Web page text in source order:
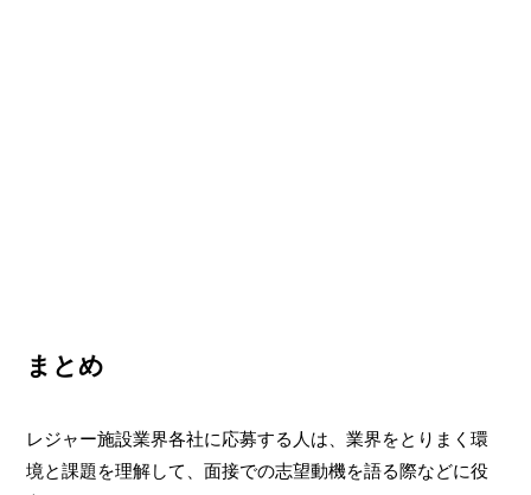
まとめ
レジャー施設業界各社に応募する人は、業界をとりまく環
境と課題を理解して、面接での志望動機を語る際などに役